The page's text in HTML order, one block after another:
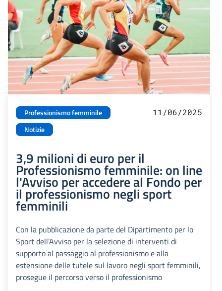
Professionismo femminile
Notizie
11/06/2025
3,9 milioni di euro per il
Professionismo femminile: on line
l'Avviso per accedere al Fondo per
il professionismo negli sport
femminili
Con la pubblicazione da parte del Dipartimento per lo
Sport dell’Avviso per la selezione di interventi di
supporto al passaggio al professionismo e alla
estensione delle tutele sul lavoro negli sport femminili,
prosegue il percorso verso il professionismo